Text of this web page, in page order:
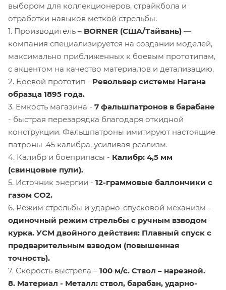
выбором для коллекционеров, страйкбола и
отработки навыков меткой стрельбы.
1. Производитель – BORNER (США/Тайвань) —
компания специализируется на создании моделей,
максимально приближенных к боевым прототипам,
с акцентом на качество материалов и детализацию.
2. Боевой прототип - Револьвер системы Нагана
образца 1895 года.
3. Емкость магазина - 7 фальшпатронов в барабане
- быстрая перезарядка благодаря откидной
конструкции. Фальшпатроны имитируют настоящие
патроны .45 калибра, усиливая реализм.
4. Калибр и боеприпасы - Калибр: 4,5 мм
(свинцовые пули).
5. Источник энергии - 12-граммовые баллончики с
газом CO2.
6. Режим стрельбы и ударно-спусковой механизм -
одиночный режим стрельбы с ручным взводом
курка. УСМ двойного действия: Плавный спуск с
предварительным взводом (повышенная
точность).
7. Скорость выстрела – 100 м/с. Ствол – нарезной.
8. Материал - Металл: ствол, барабан, ударно-